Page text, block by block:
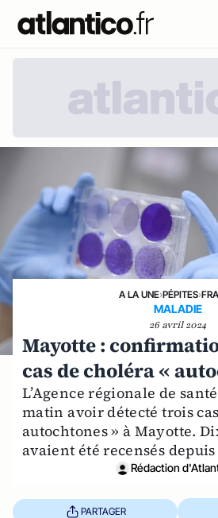
A LA UNE›PÉPITES›
MALADIE
26 avril 2024
Mayotte :
cas de choléra «
L’Agence régionale de
matin avoir détecté trois
autochtones » à Mayotte.
avaient été recensés
Rédaction
PARTAGER